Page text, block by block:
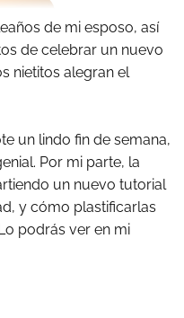
de mi esposo, así
de celebrar un nuevo
nietitos alegran el
un lindo fin de semana,
Por mi parte, la
un nuevo tutorial
y cómo plastificarlas
podrás ver en mi